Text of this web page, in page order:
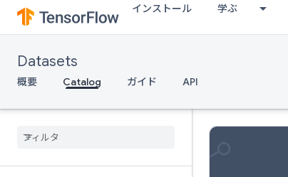
インストール 学ぶ
Datasets
概要 Catalog ガイド API